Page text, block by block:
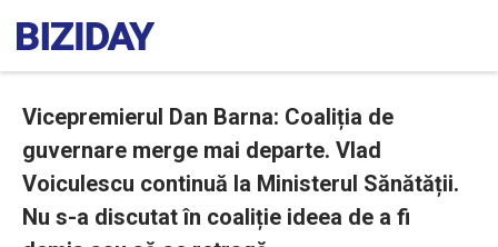
Vicepremierul Dan Barna: Coaliția de
guvernare merge mai departe. Vlad
Voiculescu continuă la Ministerul Sănătății.
Nu s-a discutat în coaliție ideea de a fi